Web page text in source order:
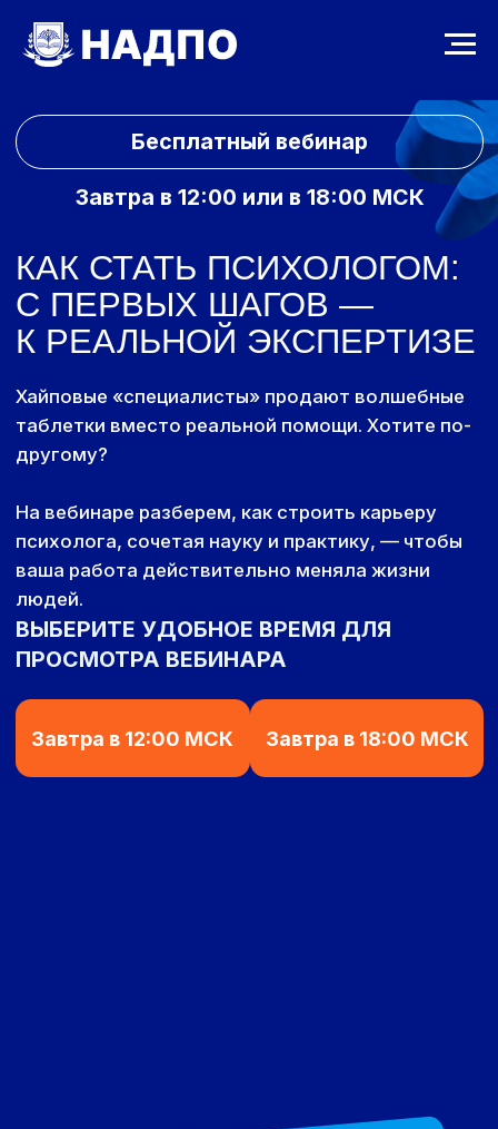
КАК СТАТЬ ПСИХОЛОГОМ:
С ПЕРВЫХ ШАГОВ —
ВЫБЕРИТЕ УДОБНОЕ ВРЕМЯ ДЛЯ
ПРОСМОТРА ВЕБИНАРА
Завтра в 12:00 или в 18:00 МСК
Хайповые «специалисты» продают волшебные
таблетки вместо реальной помощи. Хотите по-
психолога, сочетая науку и практику, — чтобы
ваша работа действительно меняла жизни
людей.
Завтра в 12:00 МСК Завтра в 18:00 МСК